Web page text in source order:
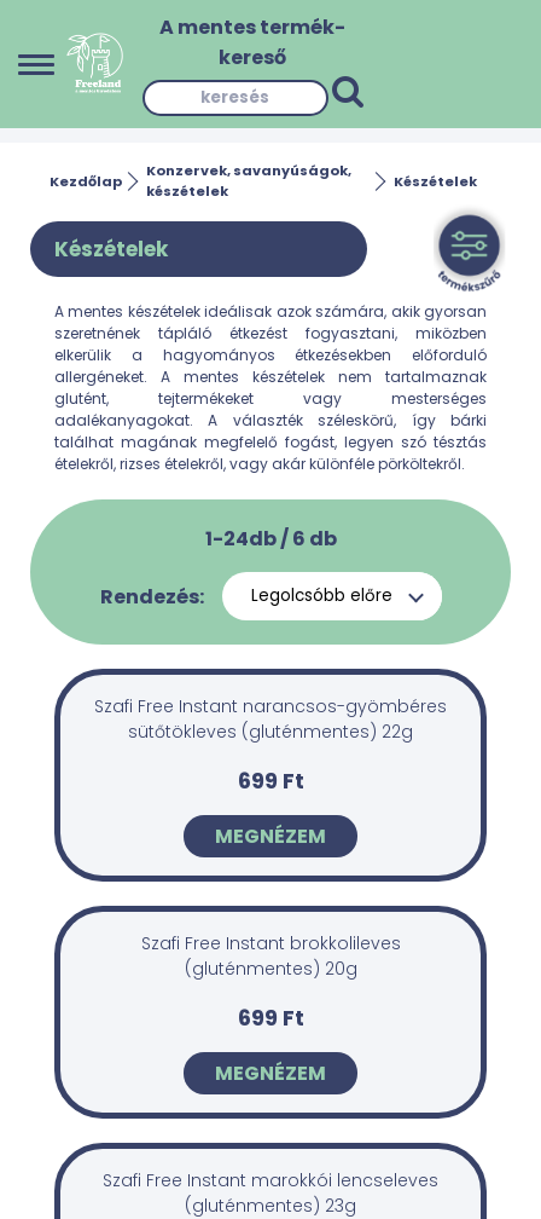
A mentes termék-
kereső
Kezdőlap
Konzervek, savanyúságok,
készételek
Készételek
Készételek
A mentes készételek ideálisak azok számára, akik gyorsan
szeretnének tápláló étkezést fogyasztani, miközben
elkerülik a hagyományos étkezésekben előforduló
allergéneket. A mentes készételek nem tartalmaznak
glutént, tejtermékeket vagy mesterséges
adalékanyagokat. A választék széleskörű, így bárki
találhat magának megfelelő fogást, legyen szó tésztás
ételekről, rizses ételekről, vagy akár különféle pörköltekről.
1-24db /6 db
Rendezés:
Szafi Free Instant narancsos-gyömbéres
sütőtökleves (gluténmentes) 22g
699 Ft
MEGNÉZEM
Szafi Free Instant brokkolileves
(gluténmentes) 20g
699 Ft
MEGNÉZEM
Szafi Free Instant marokkói lencseleves
(gluténmentes) 23g